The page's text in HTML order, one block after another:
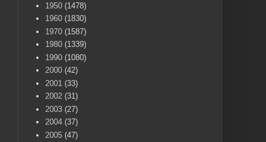
1950 (1478)
1960 (1830)
1970 (1587)
1980 (1339)
1990 (1080)
2000 (42)
2001 (33)
2002 (31)
2003 (27)
2004 (37)
2005 (47)